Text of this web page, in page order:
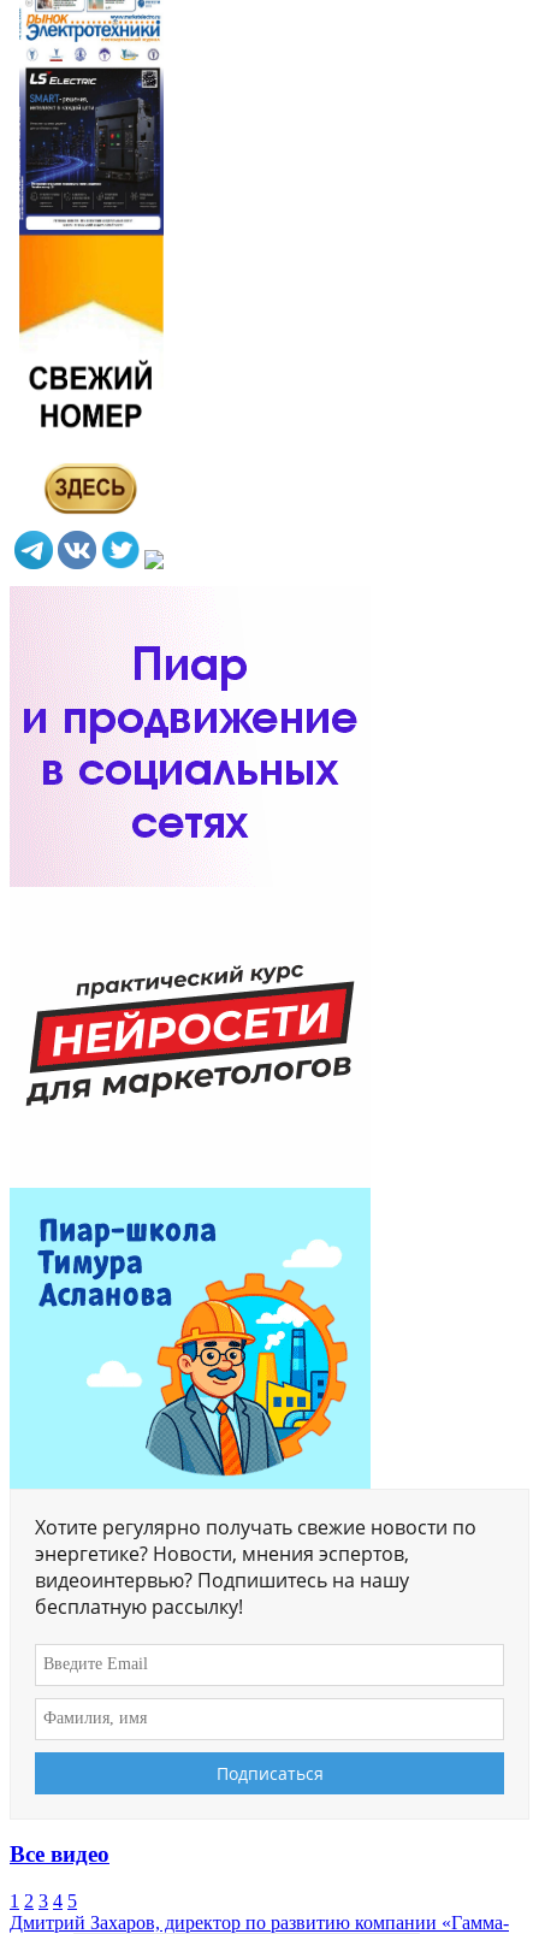
Хотите регулярно получать свежие новости по
энергетике? Новости, мнения эспертов,
видеоинтервью? Подпишитесь на нашу
бесплатную рассылку!
Все видео
1 2 3 4 5
Дмитрий Захаров, директор по развитию компании «Гамма-